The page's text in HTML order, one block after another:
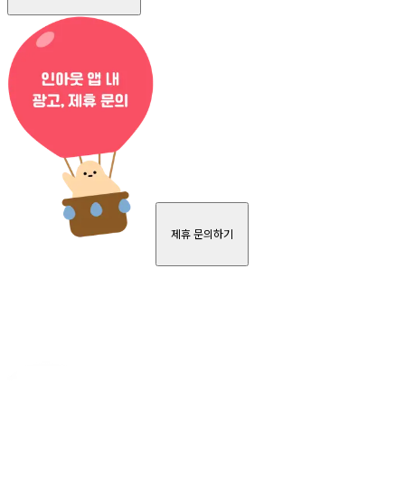
제휴 문의하기